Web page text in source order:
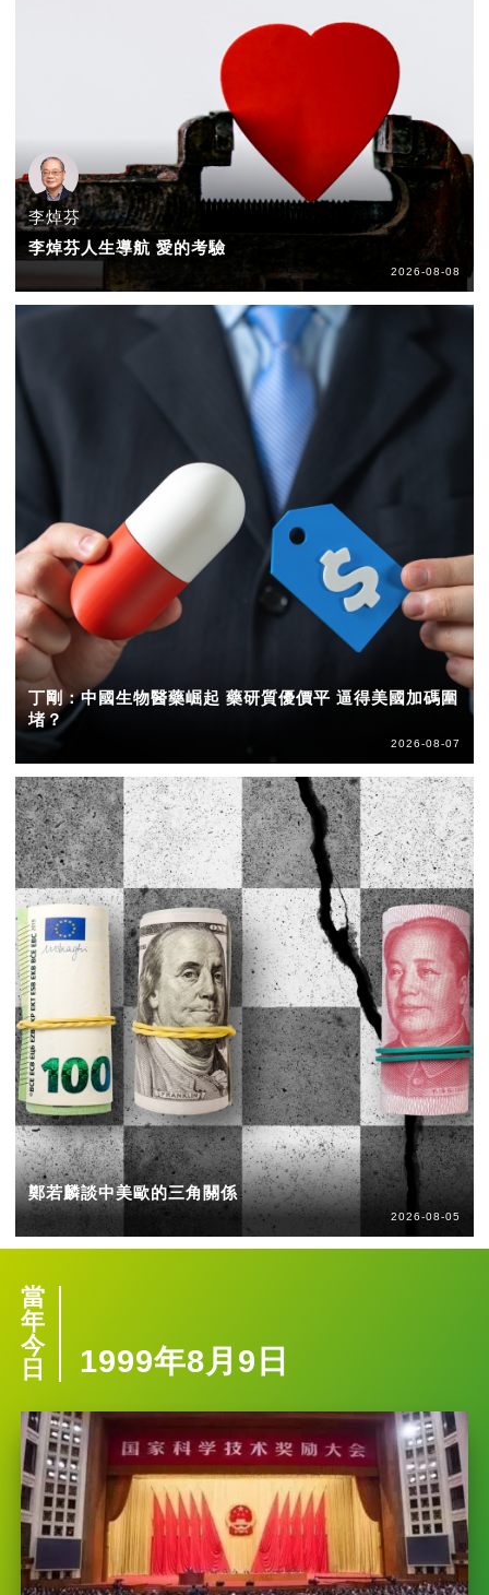
李焯芬
李焯芬人生導航 愛的考驗
2026-08-08
丁剛：中國生物醫藥崛起 藥研質優價平 逼得美國加碼圍
堵？
2026-08-07
鄭若麟談中美歐的三角關係
2026-08-05
當
年
今
日
1999年8月9日